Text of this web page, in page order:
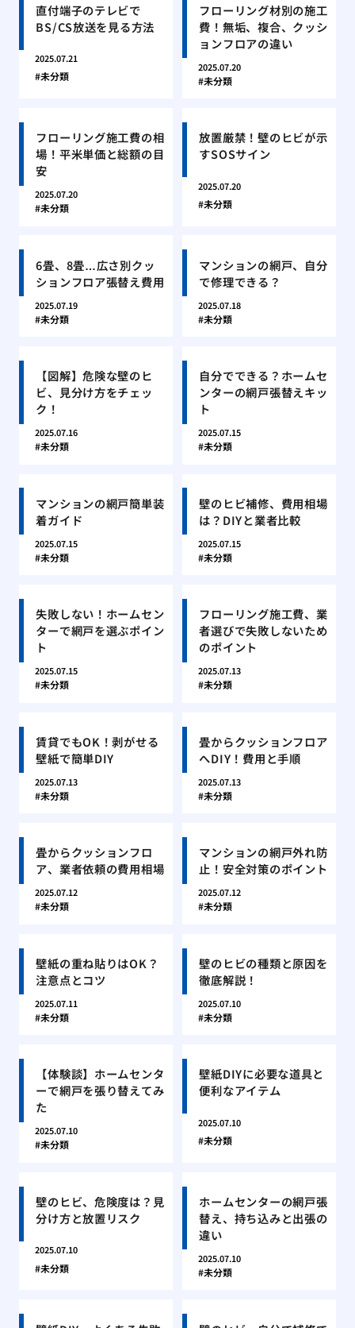
直付端子のテレビで
BS/CS放送を見る方法
2025.07.21
未分類
フローリング材別の施工
費！無垢、複合、クッシ
ョンフロアの違い
2025.07.20
未分類
フローリング施工費の相
場！平米単価と総額の目
安
2025.07.20
未分類
放置厳禁！壁のヒビが示
すSOSサイン
2025.07.20
未分類
6畳、8畳…広さ別クッ
ションフロア張替え費用
2025.07.19
未分類
マンションの網戸、自分
で修理できる？
2025.07.18
未分類
【図解】危険な壁のヒ
ビ、見分け方をチェッ
ク！
2025.07.16
未分類
自分でできる？ホームセ
ンターの網戸張替えキッ
ト
2025.07.15
未分類
マンションの網戸簡単装
着ガイド
2025.07.15
未分類
壁のヒビ補修、費用相場
は？DIYと業者比較
2025.07.15
未分類
失敗しない！ホームセン
ターで網戸を選ぶポイン
ト
2025.07.15
未分類
フローリング施工費、業
者選びで失敗しないため
のポイント
2025.07.13
未分類
賃貸でもOK！剥がせる
壁紙で簡単DIY
2025.07.13
未分類
畳からクッションフロア
へDIY！費用と手順
2025.07.13
未分類
畳からクッションフロ
ア、業者依頼の費用相場
2025.07.12
未分類
マンションの網戸外れ防
止！安全対策のポイント
2025.07.12
未分類
壁紙の重ね貼りはOK？
注意点とコツ
2025.07.11
未分類
壁のヒビの種類と原因を
徹底解説！
2025.07.10
未分類
【体験談】ホームセンタ
ーで網戸を張り替えてみ
た
2025.07.10
未分類
壁紙DIYに必要な道具と
便利なアイテム
2025.07.10
未分類
壁のヒビ、危険度は？見
分け方と放置リスク
2025.07.10
未分類
ホームセンターの網戸張
替え、持ち込みと出張の
違い
2025.07.10
未分類